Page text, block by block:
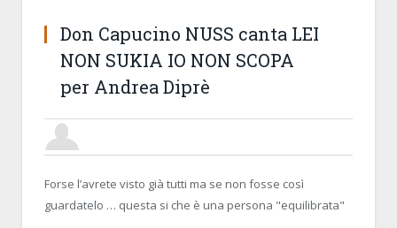
Don Capucino NUSS canta LEI
NON SUKIA IO NON SCOPA
per Andrea Diprè
EFFEDIEFFE20 MARCH 2014, 19:05:44RE:YOUTUBE, NOSTRA CROCE E
Forse l’avrete visto già tutti ma se non fosse così
guardatelo … questa si che è una persona "equilibrata"